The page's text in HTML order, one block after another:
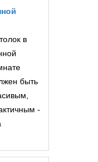
в
быть
-